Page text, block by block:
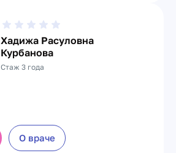
Хадижа Расуловна
Курбанова
Стаж 3 года
О враче